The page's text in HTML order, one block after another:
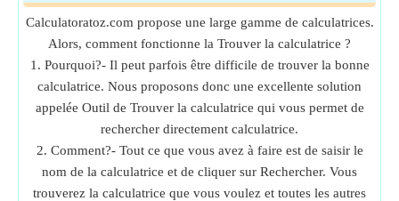
Calculatoratoz.com propose une large gamme de calculatrices.
Alors, comment fonctionne la Trouver la calculatrice ?
1. Pourquoi?- Il peut parfois être difficile de trouver la bonne
calculatrice. Nous proposons donc une excellente solution
appelée Outil de Trouver la calculatrice qui vous permet de
rechercher directement calculatrice.
2. Comment?- Tout ce que vous avez à faire est de saisir le
nom de la calculatrice et de cliquer sur Rechercher. Vous
trouverez la calculatrice que vous voulez et toutes les autres